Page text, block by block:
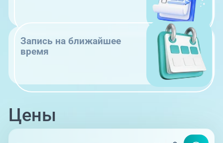
Запись на ближайшее
время
Цены